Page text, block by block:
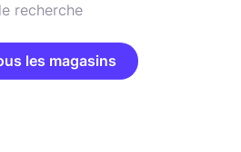
recherche
les magasins